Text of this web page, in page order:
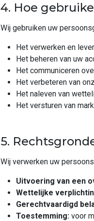
4. Hoe
Wij gebruiken uw
Het verwerken en
Het beheren van uw
Het communiceren
Het verbeteren van
Het naleven van
Het versturen van
5.
Wij verwerken uw
Uitvoering van een
Wettelijke
Gerechtvaardigd
Toestemming: voor